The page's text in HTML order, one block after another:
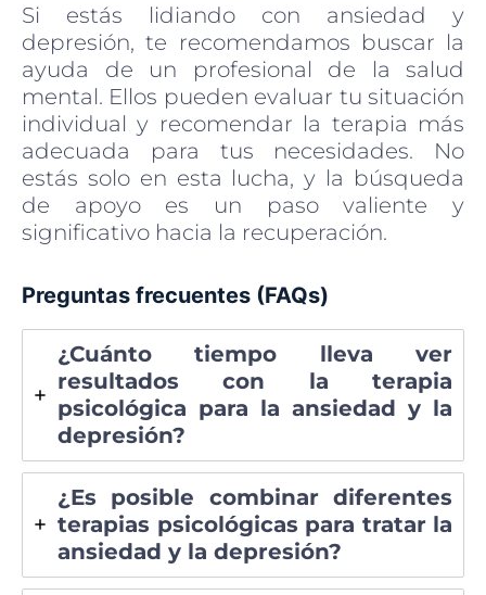
Si estás lidiando con ansiedad y
depresión, te recomendamos buscar la
ayuda de un profesional de la salud
mental. Ellos pueden evaluar tu situación
individual y recomendar la terapia más
adecuada para tus necesidades. No
estás solo en esta lucha, y la búsqueda
de apoyo es un paso valiente y
significativo hacia la recuperación.
Preguntas frecuentes (FAQs)
¿Cuánto tiempo lleva ver
resultados con la terapia
psicológica para la ansiedad y la
depresión?
¿Es posible combinar diferentes
terapias psicológicas para tratar la
ansiedad y la depresión?